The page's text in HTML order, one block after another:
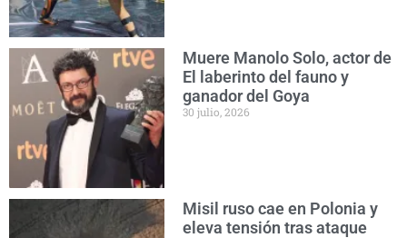
Muere Manolo Solo, actor de
El laberinto del fauno y
ganador del Goya
30 julio, 2026
Misil ruso cae en Polonia y
eleva tensión tras ataque